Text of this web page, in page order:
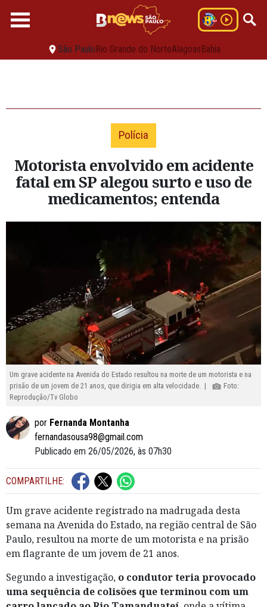
São PauloRio Grande do NorteAlagoasBahia
Polícia
Motorista envolvido em acidente
fatal em SP alegou surto e uso de
medicamentos; entenda
Um grave acidente na Avenida do Estado resultou na morte de um motorista e na
prisão de um jovem de 21 anos, que dirigia em alta velocidade. |
Foto:
Reprodução/Tv Globo
por Fernanda Montanha
fernandasousa98@gmail.com
Publicado em 26/05/2026, às 07h30
COMPARTILHE:
Um grave acidente registrado na madrugada desta
semana na Avenida do Estado, na região central de São
Paulo, resultou na morte de um motorista e na prisão
em flagrante de um jovem de 21 anos.
Segundo a investigação, o condutor teria provocado
uma sequência de colisões que terminou com um